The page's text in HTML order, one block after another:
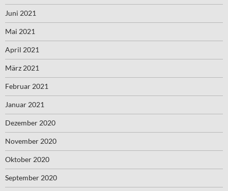
Juni 2021
Mai 2021
April 2021
März 2021
Februar 2021
Januar 2021
Dezember 2020
November 2020
Oktober 2020
September 2020